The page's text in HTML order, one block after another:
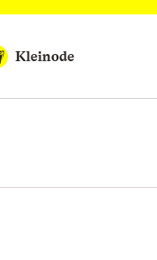
Kleinode